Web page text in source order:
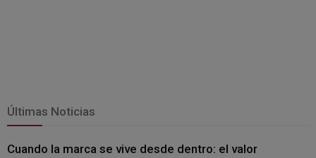
Últimas Noticias
Cuando la marca se vive desde dentro: el valor